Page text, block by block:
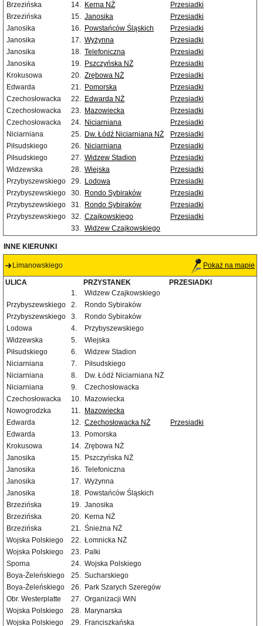
Brzezińska
14. Kerna NŻ
Przesiadki
Brzezińska
15. Janosika
Przesiadki
Janosika
16. Powstańców Śląskich
Przesiadki
Janosika
17. Wyżynna
Przesiadki
Janosika
18. Telefoniczna
Przesiadki
Janosika
19. Pszczyńska NŻ
Przesiadki
Krokusowa
20. Zrębowa NŻ
Przesiadki
Edwarda
21. Pomorska
Przesiadki
Czechosłowacka
22. Edwarda NŻ
Przesiadki
Czechosłowacka
23. Mazowiecka
Przesiadki
Czechosłowacka
24. Niciarniana
Przesiadki
Niciarniana
25. Dw. Łódź Niciarniana NŻ
Przesiadki
Piłsudskiego
26. Niciarniana
Przesiadki
Piłsudskiego
27. Widzew Stadion
Przesiadki
Widzewska
28. Wiejska
Przesiadki
Przybyszewskiego
29. Lodowa
Przesiadki
Przybyszewskiego
30. Rondo Sybiraków
Przesiadki
Przybyszewskiego
31. Rondo Sybiraków
Przesiadki
Przybyszewskiego
32. Czajkowskiego
Przesiadki
33. Widzew Czajkowskiego
INNE KIERUNKI
Limanowskiego Pokaż na mapie
ULICA PRZYSTANEK
PRZESIADKI
1.
Widzew Czajkowskiego
Przybyszewskiego
2.
Rondo Sybiraków
Przybyszewskiego
3.
Rondo Sybiraków
Lodowa
4.
Przybyszewskiego
Widzewska
5.
Wiejska
Piłsudskiego
6.
Widzew Stadion
Niciarniana
7.
Piłsudskiego
Niciarniana
8.
Dw. Łódź Niciarniana NŻ
Niciarniana
9.
Czechosłowacka
Czechosłowacka
10. Mazowiecka
Nowogrodzka
11.
Mazowiecka
Edwarda
12. Czechosłowacka NŻ
Przesiadki
Edwarda
13. Pomorska
Krokusowa
14. Zrębowa NŻ
Janosika
15. Pszczyńska NŻ
Janosika
16. Telefoniczna
Janosika
17. Wyżynna
Janosika
18. Powstańców Śląskich
Brzezińska
19. Janosika
Brzezińska
20. Kerna NŻ
Brzezińska
21. Śnieżna NŻ
Wojska Polskiego
22. Łomnicka NŻ
Wojska Polskiego
23. Palki
Sporna
24. Wojska Polskiego
Boya-Żeleńskiego
25. Sucharskiego
Boya-Żeleńskiego
26. Park Szarych Szeregów
Obr. Westerplatte
27. Organizacji WiN
Wojska Polskiego
28. Marynarska
Wojska Polskiego
29. Franciszkańska